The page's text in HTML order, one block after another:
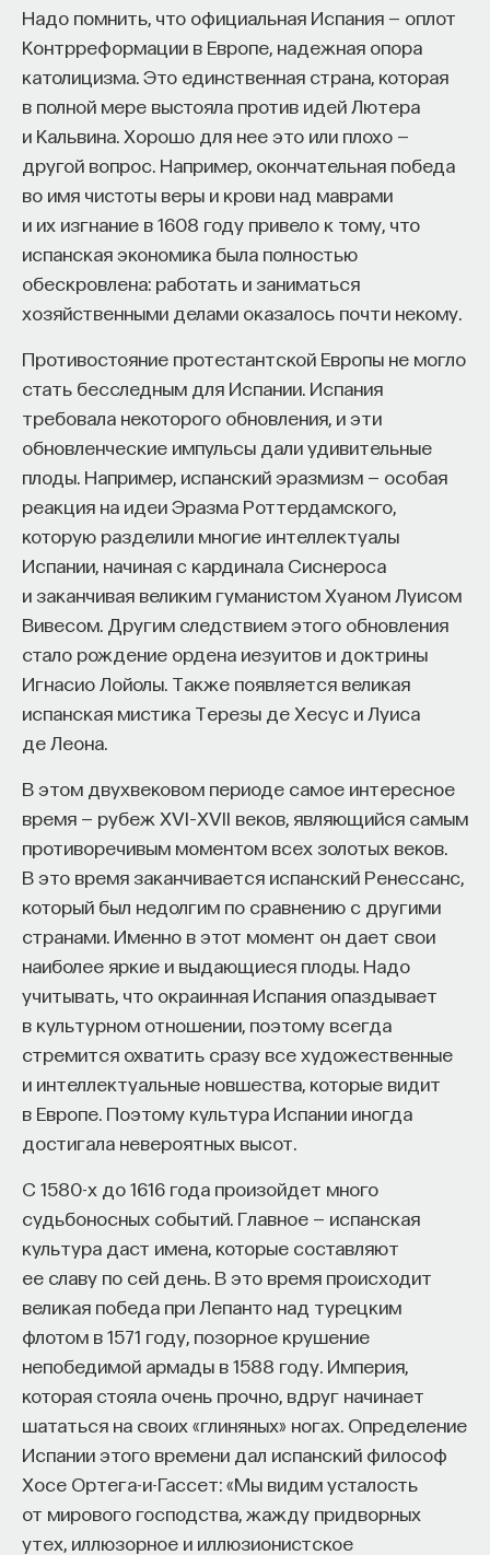
Надо помнить, что официальная Испания — оплот
Контрреформации в Европе, надежная опора
католицизма. Это единственная страна, которая
в полной мере выстояла против идей Лютера
и Кальвина. Хорошо для нее это или плохо —
другой вопрос. Например, окончательная победа
во имя чистоты веры и крови над маврами
и их изгнание в 1608 году привело к тому, что
испанская экономика была полностью
обескровлена: работать и заниматься
хозяйственными делами оказалось почти некому.
Противостояние протестантской Европы не могло
стать бесследным для Испании. Испания
требовала некоторого обновления, и эти
обновленческие импульсы дали удивительные
плоды. Например, испанский эразмизм — особая
реакция на идеи Эразма Роттердамского,
которую разделили многие интеллектуалы
Испании, начиная с кардинала Сиснероса
и заканчивая великим гуманистом Хуаном Луисом
Вивесом. Другим следствием этого обновления
стало рождение ордена иезуитов и доктрины
Игнасио Лойолы. Также появляется великая
испанская мистика Терезы де Хесус и Луиса
де Леона.
В этом двухвековом периоде самое интересное
время — рубеж XVI–XVII веков, являющийся самым
противоречивым моментом всех золотых веков.
В это время заканчивается испанский Ренессанс,
который был недолгим по сравнению с другими
странами. Именно в этот момент он дает свои
наиболее яркие и выдающиеся плоды. Надо
учитывать, что окраинная Испания опаздывает
в культурном отношении, поэтому всегда
стремится охватить сразу все художественные
и интеллектуальные новшества, которые видит
в Европе. Поэтому культура Испании иногда
достигала невероятных высот.
С 1580-х до 1616 года произойдет много
судьбоносных событий. Главное — испанская
культура даст имена, которые составляют
ее славу по сей день. В это время происходит
великая победа при Лепанто над турецким
флотом в 1571 году, позорное крушение
непобедимой армады в 1588 году. Империя,
которая стояла очень прочно, вдруг начинает
шататься на своих «глиняных» ногах. Определение
Испании этого времени дал испанский философ
Хосе Ортега-и-Гассет: «Мы видим усталость
от мирового господства, жажду придворных
утех, иллюзорное и иллюзионистское
биологических наук, профессор кафедры
физиологии человека и животных биологического
факультета МГУ им. М.В. Ломоносова
3/10/2025
НАПИСАТЬ НАМ
НАД МАТЕРИАЛОМ РАБОТАЛИ
Вячеслав Дубынин
доктор биологических наук, профессор
кафедры физиологии человека и животных
биологического факультета МГУ
им. М. В. Ломоносова, специалист в области
физиологии мозга
БИОЛОГИЯ
1298 публикаций
БИОЛОГИЯ МОЗГ НЕЙРОФИЗИОЛОГИЯ
ЕСТЕСТВЕННЫЕ НАУКИ ЖУРНАЛ
ХИМИЯ МЕЖДУ НЕЙРОНАМИ
КУРС
Химия между нейронами:
вещества, которые управляют
нами
СОХРАНИТЬ КУРС
Внеси свой вклад в дело
просвещения!
ПОДДЕРЖАТЬ ПОСТНАУКУ